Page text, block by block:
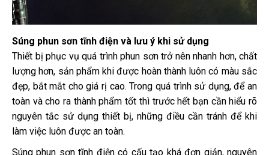
Súng phun sơn tĩnh điện và lưu ý khi sử dụng
Thiết bị phục vụ quá trình phun sơn trở nên nhanh hơn, chất
lượng hơn, sản phẩm khi được hoàn thành luôn có màu sắc
đẹp, bắt mắt cho giá rị cao. Trong quá trình sử dụng, để an
toàn và cho ra thành phẩm tốt thì trước hết bạn cần hiểu rõ
nguyên tắc sử dụng thiết bị, những điều cần tránh để khi
làm việc luôn được an toàn.
Súng phun sơn tĩnh điện có cấu tạo khá đơn giản, nguyên